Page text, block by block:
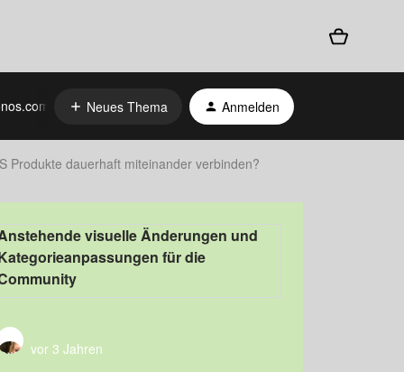
Neues Thema Anmelden
Produkte dauerhaft miteinander verbinden?
visuelle Änderungen und
für die
vor 3 Jahren